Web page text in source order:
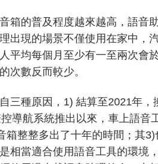
箱的普及程度越來越高，語音
出現的場景不僅使用在家中，
平均每個月至少有一至兩次會
次數反而較少。
三種原因，1) 結算至2021年
導航系統推出以來，車上語音
箱整整多出了十年的時間；其
相當適合使用語音工具的環境